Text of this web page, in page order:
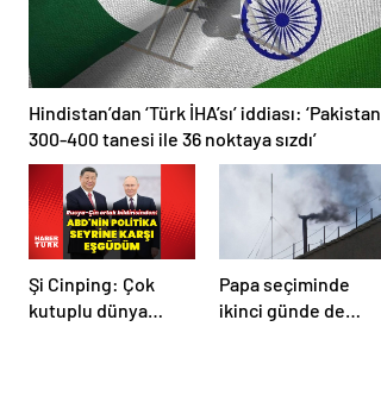
Hindistan’dan ‘Türk İHA’sı’ iddiası: ‘Pakistan
300-400 tanesi ile 36 noktaya sızdı’
Şi Cinping: Çok
kutuplu dünya
Papa seçiminde
ikinci günde de